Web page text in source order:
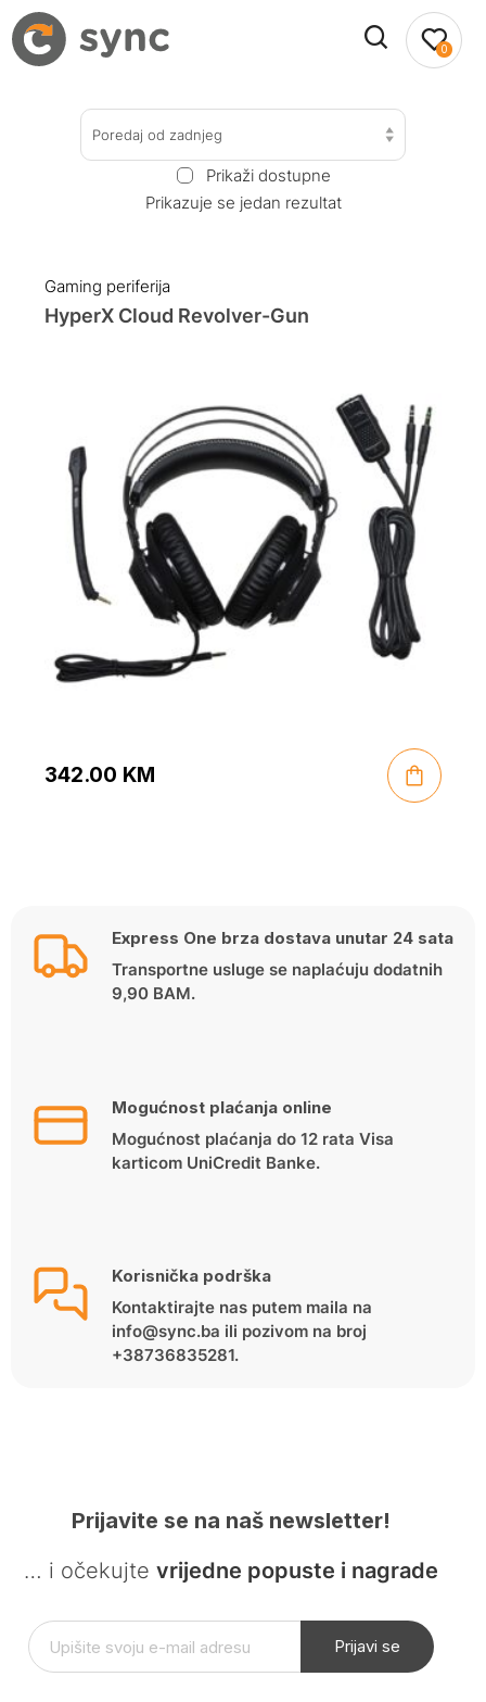
0
Poredaj od zadnjeg
Prikaži dostupne
Prikazuje se jedan rezultat
Gaming periferija
HyperX Cloud Revolver-Gun
342.00 KM
Express One brza dostava unutar 24 sata
Transportne usluge se naplaćuju dodatnih
9,90 BAM.
Mogućnost plaćanja online
Mogućnost plaćanja do 12 rata Visa
karticom UniCredit Banke.
Korisnička podrška
Kontaktirajte nas putem maila na
info@sync.ba ili pozivom na broj
+38736835281.
Prijavite se na naš newsletter!
… i očekujte vrijedne popuste i nagrade
Prijavi se